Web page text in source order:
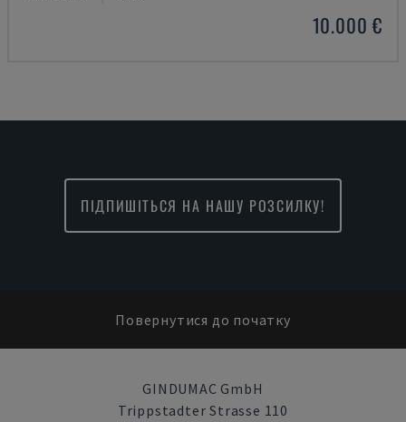
10.000 €
ПІДПИШІТЬСЯ НА НАШУ РОЗСИЛКУ!
Повернутися до початку
GINDUMAC GmbH
Trippstadter Strasse 110